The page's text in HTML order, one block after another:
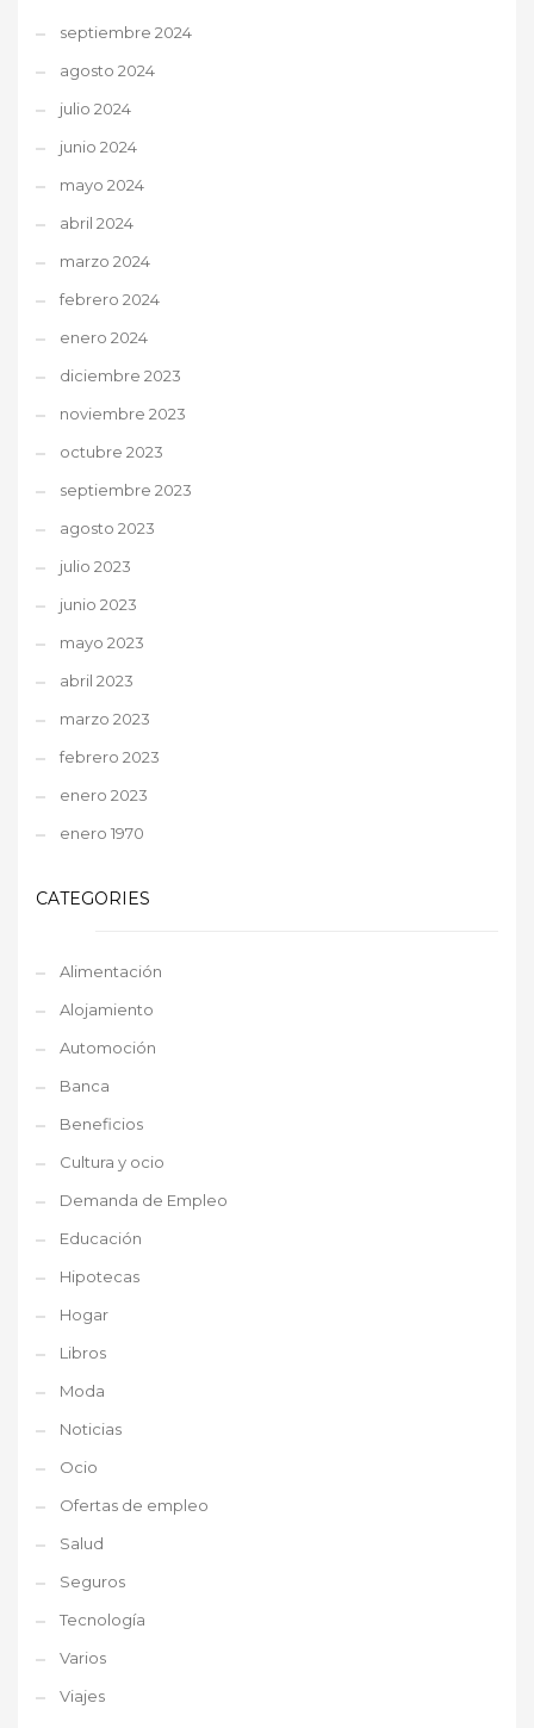
septiembre 2024
agosto 2024
julio 2024
junio 2024
mayo 2024
abril 2024
marzo 2024
febrero 2024
enero 2024
diciembre 2023
noviembre 2023
octubre 2023
septiembre 2023
agosto 2023
julio 2023
junio 2023
mayo 2023
abril 2023
marzo 2023
febrero 2023
enero 2023
enero 1970
CATEGORIES
Alimentación
Alojamiento
Automoción
Banca
Beneficios
Cultura y ocio
Demanda de Empleo
Educación
Hipotecas
Hogar
Libros
Moda
Noticias
Ocio
Ofertas de empleo
Salud
Seguros
Tecnología
Varios
Viajes